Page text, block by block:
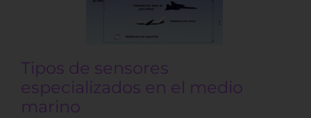
Tipos de sensores
especializados en el medio
marino